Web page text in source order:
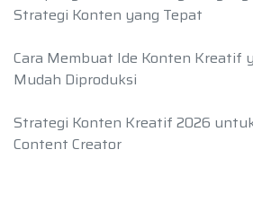
Strategi Konten yang Tepat
Cara Membuat Ide Konten Kreatif
Mudah Diproduksi
Strategi Konten Kreatif 2026
Content Creator